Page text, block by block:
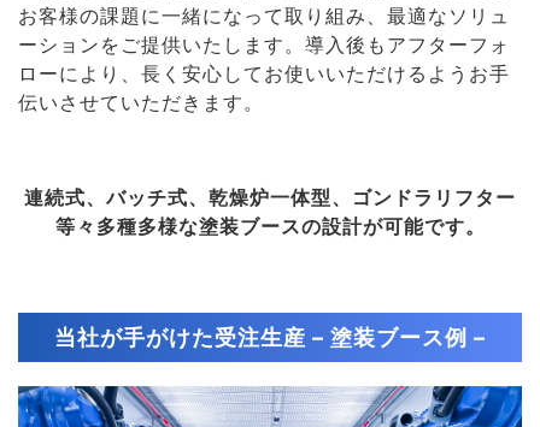
お客様の課題に一緒になって取り組み、最適なソリュ
ーションをご提供いたします。導入後もアフターフォ
ローにより、長く安心してお使いいただけるようお手
伝いさせていただきます。
連続式、バッチ式、乾燥炉一体型、ゴンドラリフター
等々多種多様な塗装ブースの設計が可能です。
当社が手がけた受注生産 – 塗装ブース例 –